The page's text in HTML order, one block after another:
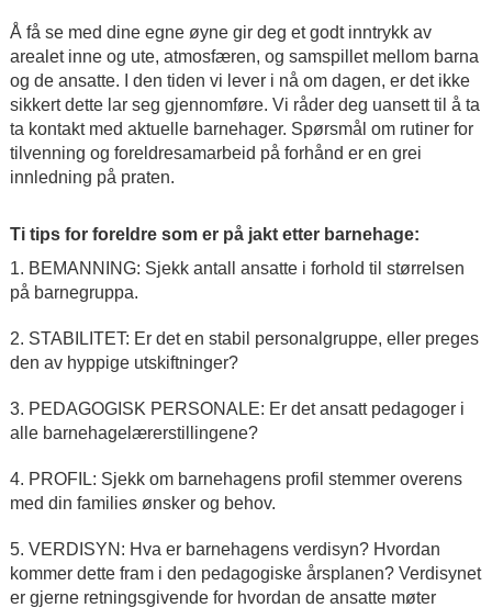
Å få se med dine egne øyne gir deg et godt inntrykk av
arealet inne og ute, atmosfæren, og samspillet mellom barna
og de ansatte. I den tiden vi lever i nå om dagen, er det ikke
sikkert dette lar seg gjennomføre. Vi råder deg uansett til å ta
ta kontakt med aktuelle barnehager. Spørsmål om rutiner for
tilvenning og foreldresamarbeid på forhånd er en grei
innledning på praten.
Ti tips for foreldre som er på jakt etter barnehage:
1. BEMANNING: Sjekk antall ansatte i forhold til størrelsen
på barnegruppa.
2. STABILITET: Er det en stabil personalgruppe, eller preges
den av hyppige utskiftninger?
3. PEDAGOGISK PERSONALE: Er det ansatt pedagoger i
alle barnehagelærerstillingene?
4. PROFIL: Sjekk om barnehagens profil stemmer overens
med din families ønsker og behov.
5. VERDISYN: Hva er barnehagens verdisyn? Hvordan
kommer dette fram i den pedagogiske årsplanen? Verdisynet
er gjerne retningsgivende for hvordan de ansatte møter